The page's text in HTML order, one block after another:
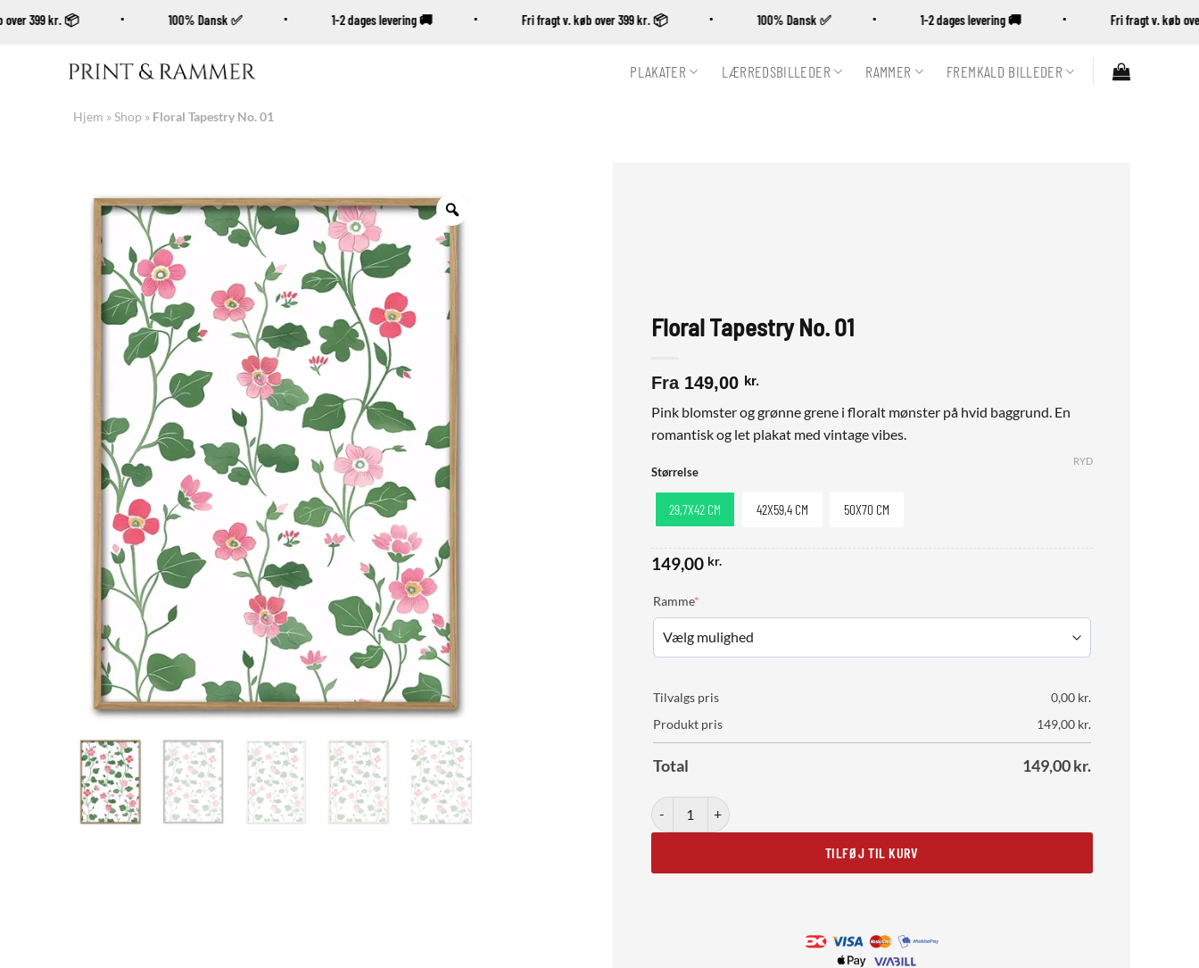
over 399 kr. 📦 100% Dansk ✅ 1-2 dages levering 🚚 Fri fragt v. køb over 399 kr. 📦 100% Dansk ✅ 1-2 dages levering 🚚 Fri fragt v. køb
PLAKATER LÆRREDSBILLEDER RAMMER FREMKALD BILLEDER
Hjem »Shop » Floral Tapestry No. 01
Floral Tapestry No. 01
Fra 149,00 kr.
Pink blomster og grønne grene i floralt mønster på hvid baggrund. En
romantisk og let plakat med vintage vibes.
Størrelse
29,7X42 CM 42X59,4 CM 50X70 CM
RYD
149,00 kr.
Ramme*(required)
Tilvalgs pris 0,00 kr.
Produkt pris
149,00 kr.
Total 149,00kr.
Floral Tapestry No. 01 antal
TILFØJ TIL KURV